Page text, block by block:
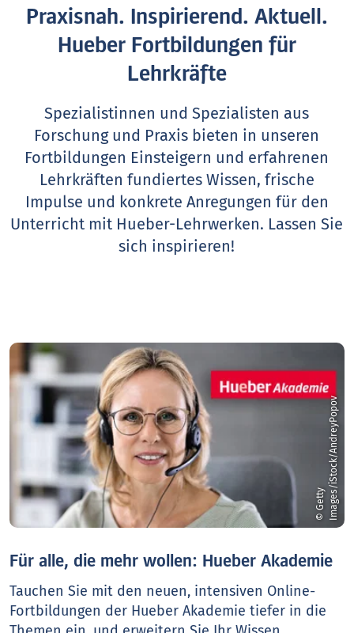
Praxisnah. Inspirierend. Aktuell.
Hueber Fortbildungen für
Lehrkräfte
Spezialistinnen und Spezialisten aus
Forschung und Praxis bieten in unseren
Fortbildungen Einsteigern und erfahrenen
Lehrkräften fundiertes Wissen, frische
Impulse und konkrete Anregungen für den
Unterricht mit Hueber-Lehrwerken. Lassen Sie
sich inspirieren!
©
G
e
t
t
y
I
m
a
g
e
s
/
i
S
t
o
c
k
/
A
n
d
r
e
y
P
o
p
ov
Für alle, die mehr wollen: Hueber Akademie
Tauchen Sie mit den neuen, intensiven Online-
Fortbildungen der Hueber Akademie tiefer in die